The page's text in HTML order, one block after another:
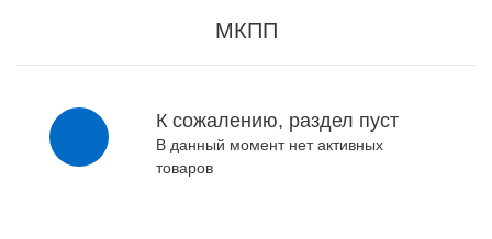
МКПП
К сожалению, раздел пуст
В данный момент нет активных
товаров